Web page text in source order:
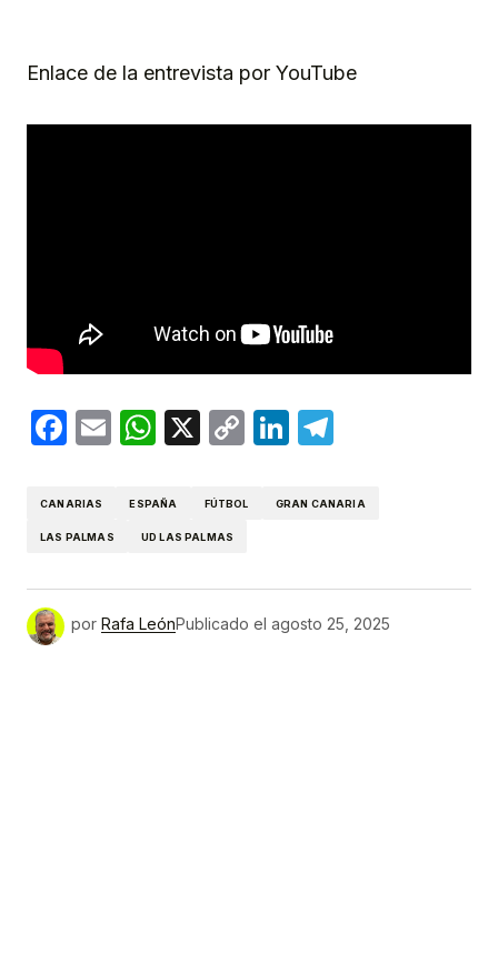
Enlace de la entrevista por YouTube
Facebook
EmailWhatsApp
X
CopyLinkedIn
CANARIAS ESPAÑA FÚTBOL GRAN CANARIA
LAS PALMAS UD LAS PALMAS
por Rafa LeónPublicado el agosto 25, 2025